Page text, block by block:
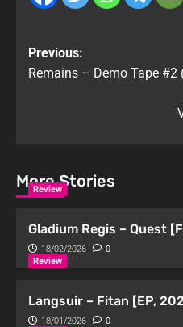
Previous:
Remains – Demo Tape #2
More Stories
Review
Gladium Regis – Quest
18/02/2026 0
Review
Langsuir – Fitan [EP,
18/01/2026 0